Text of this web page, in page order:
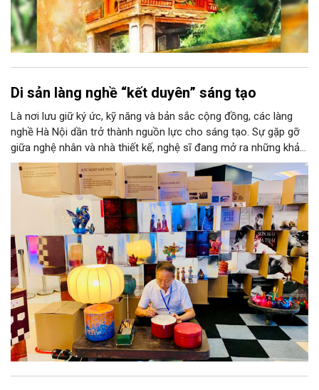
Di sản làng nghề “kết duyên” sáng tạo
Là nơi lưu giữ ký ức, kỹ năng và bản sắc cộng đồng, các làng
nghề Hà Nội dần trở thành nguồn lực cho sáng tạo. Sự gặp gỡ
giữa nghệ nhân và nhà thiết kế, nghệ sĩ đang mở ra những khả
năng phát triển mới cho thủ công đương đại trên nền tảng di
sản. Từ những cuộc “kết duyên” đầy cảm hứng ấy, Hà Nội đang
khơi thông mạch ngầm của hệ sinh thái thủ công, biến vốn cổ
thành động lực bền vững cho tương lai.